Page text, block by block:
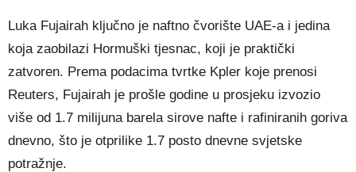
Luka Fujairah ključno je naftno čvorište UAE-a i jedina
koja zaobilazi Hormuški tjesnac, koji je praktički
zatvoren. Prema podacima tvrtke Kpler koje prenosi
Reuters, Fujairah je prošle godine u prosjeku izvozio
više od 1.7 milijuna barela sirove nafte i rafiniranih goriva
dnevno, što je otprilike 1.7 posto dnevne svjetske
potražnje.